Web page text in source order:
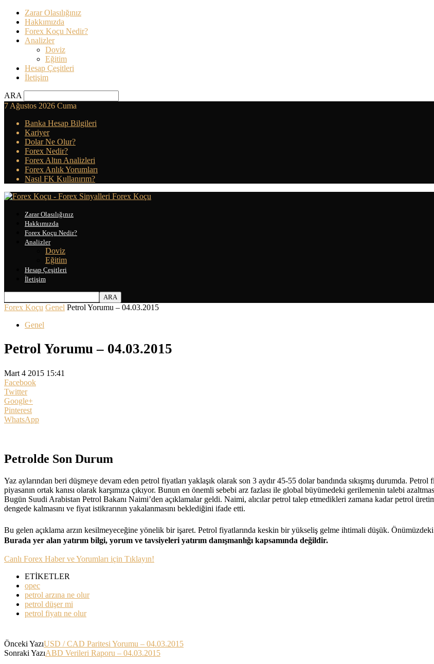
Zarar Olasılığınız
Hakkımızda
Forex Koçu Nedir?
Analizler
Doviz
Eğitim
Hesap Çeşitleri
İletişim
ARA
7 Ağustos 2026 Cuma
Banka Hesap Bilgileri
Kariyer
Dolar Ne Olur?
Forex Nedir?
Forex Altın Analizleri
Forex Anlık Yorumları
Nasıl FK Kullanırım?
Forex Koçu
Zarar Olasılığınız
Hakkımızda
Forex Koçu Nedir?
Analizler
Doviz
Eğitim
Hesap Çeşitleri
İletişim
Forex Koçu Genel Petrol Yorumu – 04.03.2015
Genel
Petrol Yorumu – 04.03.2015
Mart 4 2015 15:41
Facebook
Twitter
Google+
Pinterest
WhatsApp
Petrolde Son Durum
Yaz aylarından beri düşmeye devam eden petrol fiyatları yaklaşık olarak son 3 aydır 45-55 dolar bandında sıkışmış durumda.
piyasanın ortak kanısı olarak karşımıza çıkıyor. Bunun en önemli sebebi arz fazlası ile global büyümedeki gerilemenin talebi
Bugün Suudi Arabistan Petrol Bakanı Naimi’den açıklamalar geldi. Naimi, alıcılar petrol talep etmedikleri zamana kadar petrol
dengede kalmasını ve fiyat istikrarının yakalanmasını beklediğini ifade etti.
Bu gelen açıklama arzın kesilmeyeceğine yönelik bir işaret. Petrol fiyatlarında keskin bir yükseliş gelme ihtimali düşük.
Burada yer alan yatırım bilgi, yorum ve tavsiyeleri yatırım danışmanlığı kapsamında değildir.
Canlı Forex Haber ve Yorumları için Tıklayın!
ETİKETLER
opec
petrol arzına ne olur
petrol düşer mi
petrol fiyatı ne olur
Önceki YazıUSD / CAD Paritesi Yorumu – 04.03.2015
Sonraki YazıABD Verileri Raporu – 04.03.2015